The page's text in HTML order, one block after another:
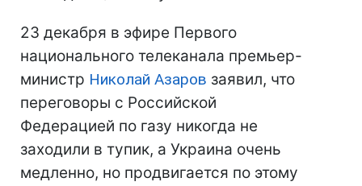
23 декабря в эфире Первого
национального телеканала премьер-
министр Николай Азаров заявил, что
переговоры с Российской
Федерацией по газу никогда не
заходили в тупик, а Украина очень
медленно, но продвигается по этому